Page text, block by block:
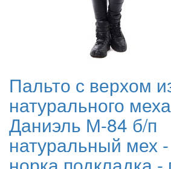
Пальто с верхом
натурального
Даниэль М-84 б/п
натуральный мех -